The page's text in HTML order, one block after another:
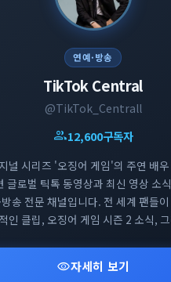
연예·방송
TikTok Central
@TikTok_Centrall
group12,600구독자
널 시리즈 '오징어 게임'의 주연 배
로벌 틱톡 동영상과 최신 영상 소
송 전문 채널입니다. 전 세계 팬들이
인 클립, 오징어 게임 시즌 2 소식,
게임의 다양한 글로벌 틱톡 트렌드
인 엔터테인먼트 공간입니다.
visibility자세히 보기